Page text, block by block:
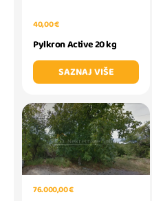
40,00 €
Pylkron Active 20 kg
SAZNAJ VIŠE
76.000,00 €